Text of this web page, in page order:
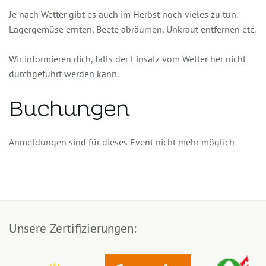
Je nach Wetter gibt es auch im Herbst noch vieles zu tun.
Lagergemüse ernten, Beete abräumen, Unkraut entfernen etc.
Wir informieren dich, falls der Einsatz vom Wetter her nicht
durchgeführt werden kann.
Buchungen
Anmeldungen sind für dieses Event nicht mehr möglich
Unsere Zertifizierungen: